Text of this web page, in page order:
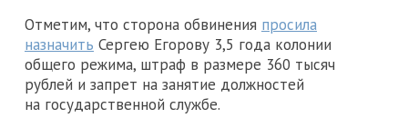
Отметим, что сторона обвинения просила
назначить Сергею Егорову 3,5 года колонии
общего режима, штраф в размере 360 тысяч
рублей и запрет на занятие должностей
на государственной службе.